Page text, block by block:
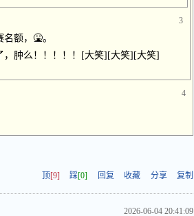
3
额，🤮。
，肿么！！！！！[大笑][大笑][大笑]
4
顶[9] 踩[0] 回复 收藏 分享 复制
2026-06-04 20:41:09